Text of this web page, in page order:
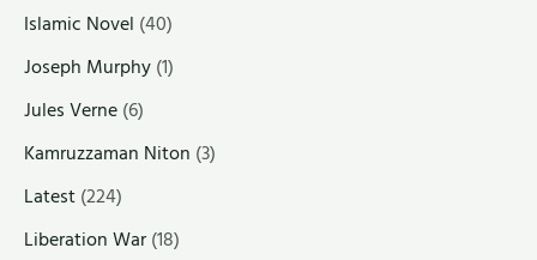
Islamic Novel (40)
Joseph Murphy(1)
Jules Verne(6)
Kamruzzaman Niton (3)
Latest(224)
Liberation War(18)